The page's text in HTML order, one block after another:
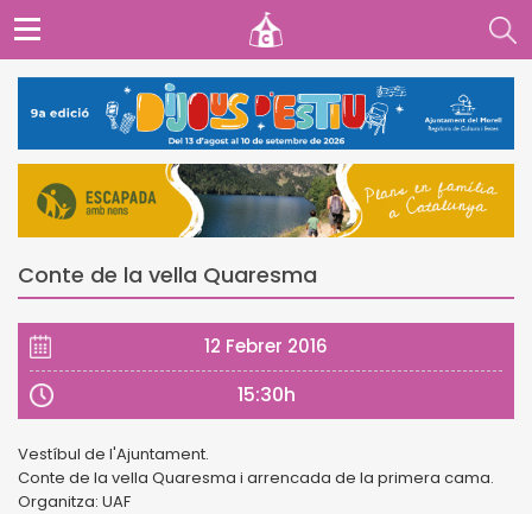
Conte de la vella Quaresma
12 Febrer 2016
15:30h
Vestíbul de l'Ajuntament.
Conte de la vella Quaresma i arrencada de la primera cama.
Organitza: UAF